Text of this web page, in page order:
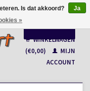
Français
WINKELWAGEN
(€0,00)
MIJN
ACCOUNT
Is dat akkoord?
Ja
»